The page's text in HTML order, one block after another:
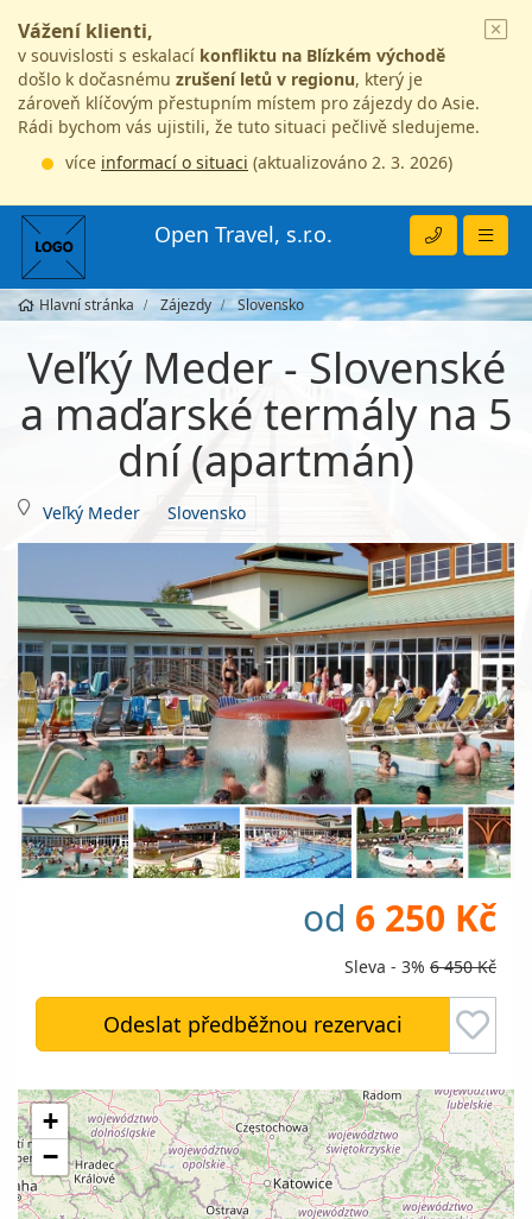
Vážení klienti,
v souvislosti s eskalací konfliktu na Blízkém východě
došlo k dočasnému zrušení letů v regionu, který je
zároveň klíčovým přestupním místem pro zájezdy do Asie.
Rádi bychom vás ujistili, že tuto situaci pečlivě sledujeme.
více informací o situaci (aktualizováno 2. 3. 2026)
Open Travel, s.r.o.
Hlavní stránka Zájezdy Slovensko
Veľký Meder - Slovenské
a maďarské termály na 5
dní (apartmán)
Veľký Meder Slovensko
od 6 250 Kč
Sleva - 3% 6 450 Kč
Odeslat předběžnou rezervaci
+
−